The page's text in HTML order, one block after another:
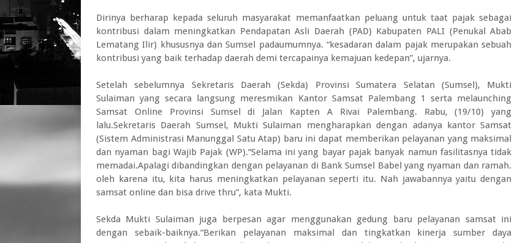
Dirinya berharap kepada seluruh masyarakat memanfaatkan peluang untuk taat pajak sebagai
kontribusi dalam meningkatkan Pendapatan Asli Daerah (PAD) Kabupaten PALI (Penukal Abab
Lematang Ilir) khususnya dan Sumsel padaumumnya. “kesadaran dalam pajak merupakan sebuah
kontribusi yang baik terhadap daerah demi tercapainya kemajuan kedepan”, ujarnya.
Setelah sebelumnya Sekretaris Daerah (Sekda) Provinsi Sumatera Selatan (Sumsel), Mukti
Sulaiman yang secara langsung meresmikan Kantor Samsat Palembang 1 serta melaunching
Samsat Online Provinsi Sumsel di Jalan Kapten A Rivai Palembang. Rabu, (19/10) yang
lalu.Sekretaris Daerah Sumsel, Mukti Sulaiman mengharapkan dengan adanya kantor Samsat
(Sistem Administrasi Manunggal Satu Atap) baru ini dapat memberikan pelayanan yang maksimal
dan nyaman bagi Wajib Pajak (WP).“Selama ini yang bayar pajak banyak namun fasilitasnya tidak
memadai.Apalagi dibandingkan dengan pelayanan di Bank Sumsel Babel yang nyaman dan ramah.
oleh karena itu, kita harus meningkatkan pelayanan seperti itu. Nah jawabannya yaitu dengan
samsat online dan bisa drive thru”, kata Mukti.
Sekda Mukti Sulaiman juga berpesan agar menggunakan gedung baru pelayanan samsat ini
dengan sebaik-baiknya.“Berikan pelayanan maksimal dan tingkatkan kinerja sumber daya